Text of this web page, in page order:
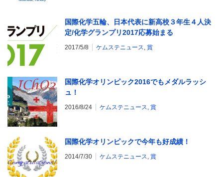
国際化学五輪、日本代表に新高校３年生４人決
定/化学グランプリ2017応募始まる
2017/5/8 ケムステニュース, 賞
国際化学オリンピック2016でもメダルラッシ
ュ！
2016/8/24 ケムステニュース, 賞
国際化学オリンピックで今年も好成績！
2014/7/30 ケムステニュース, 賞